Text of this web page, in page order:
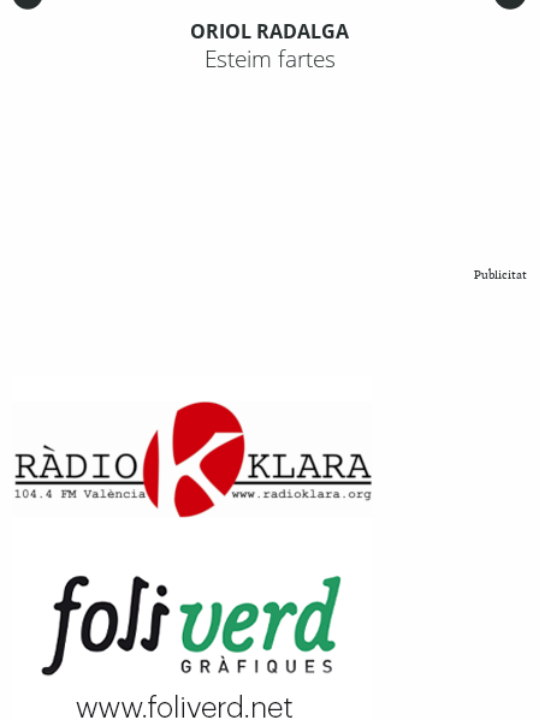
ORIOL RADALGA
Esteim fartes
Publicitat